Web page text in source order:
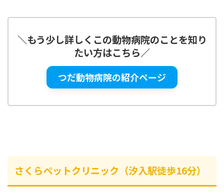
＼もう少し詳しくこの動物病院のことを知り
たい方はこちら／
つだ動物病院の紹介ページ
さくらペットクリニック（汐入駅徒歩16分）